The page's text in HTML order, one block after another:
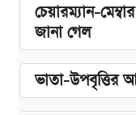
চেয়ারম্যান-
জানা গেল
ভাতা-উপবৃত্তির